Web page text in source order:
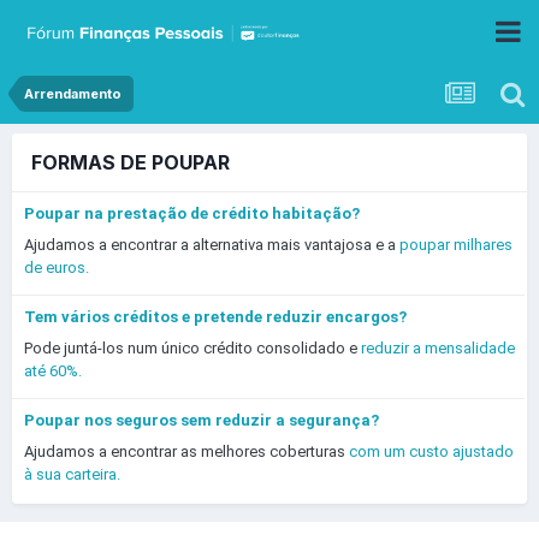
Arrendamento
FORMAS DE POUPAR
Poupar na prestação de crédito habitação?
Ajudamos a encontrar a alternativa mais vantajosa e a poupar milhares
de euros.
Tem vários créditos e pretende reduzir encargos?
Pode juntá-los num único crédito consolidado e reduzir a mensalidade
até 60%.
Poupar nos seguros sem reduzir a segurança?
Ajudamos a encontrar as melhores coberturas com um custo ajustado
à sua carteira.